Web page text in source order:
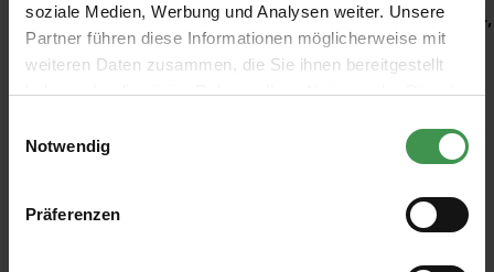
soziale Medien, Werbung und Analysen weiter. Unsere
Partner führen diese Informationen möglicherweise mit
weiteren Daten zusammen, die Sie ihnen bereitgestellt
haben oder die sie im Rahmen Ihrer Nutzung der Dienste
Notwendig
Präferenzen
6,97 €